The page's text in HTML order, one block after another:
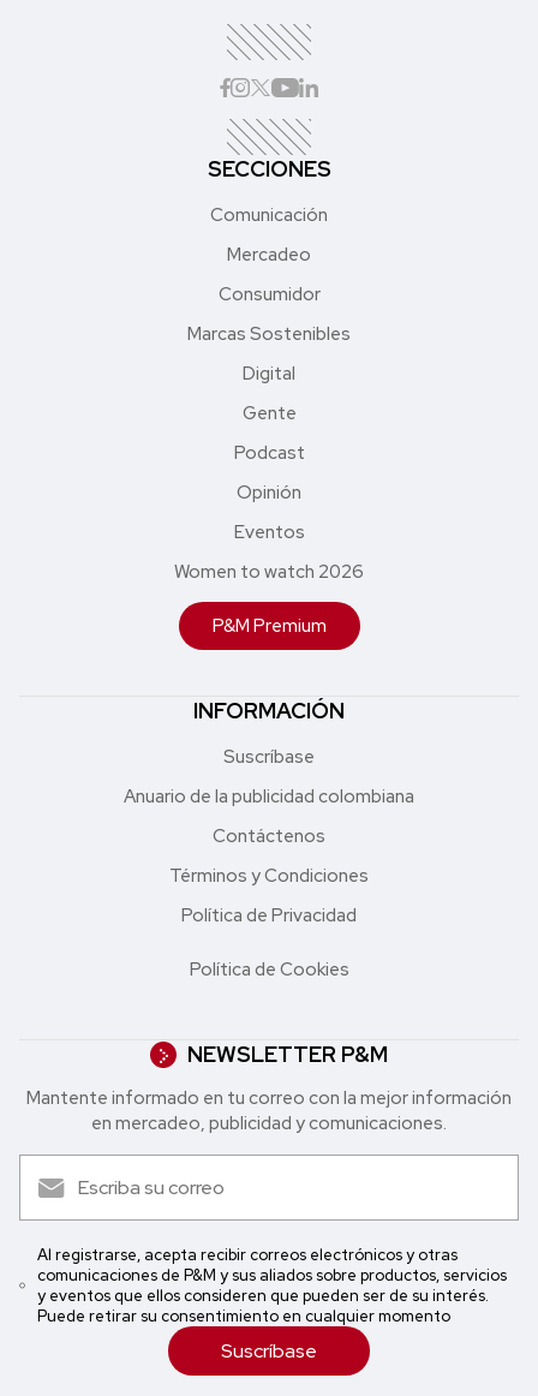
SECCIONES
Comunicación
Mercadeo
Consumidor
Marcas Sostenibles
Digital
Gente
Podcast
Opinión
Eventos
Women to watch 2026
P&M Premium
INFORMACIÓN
Suscríbase
Anuario de la publicidad colombiana
Contáctenos
Términos y Condiciones
Política de Privacidad
Política de Cookies
NEWSLETTER P&M
Mantente informado en tu correo con la mejor in formación
en mercadeo, publicidad y comunicaciones.
Al registrarse, acepta recibir correos electrónicos y otras
comunicaciones de P&M y sus aliados sobre productos, servicios
y eventos que ellos consideren que pueden ser de su interés.
Puede retirar su consentimiento en cualquier momento
Suscríbase